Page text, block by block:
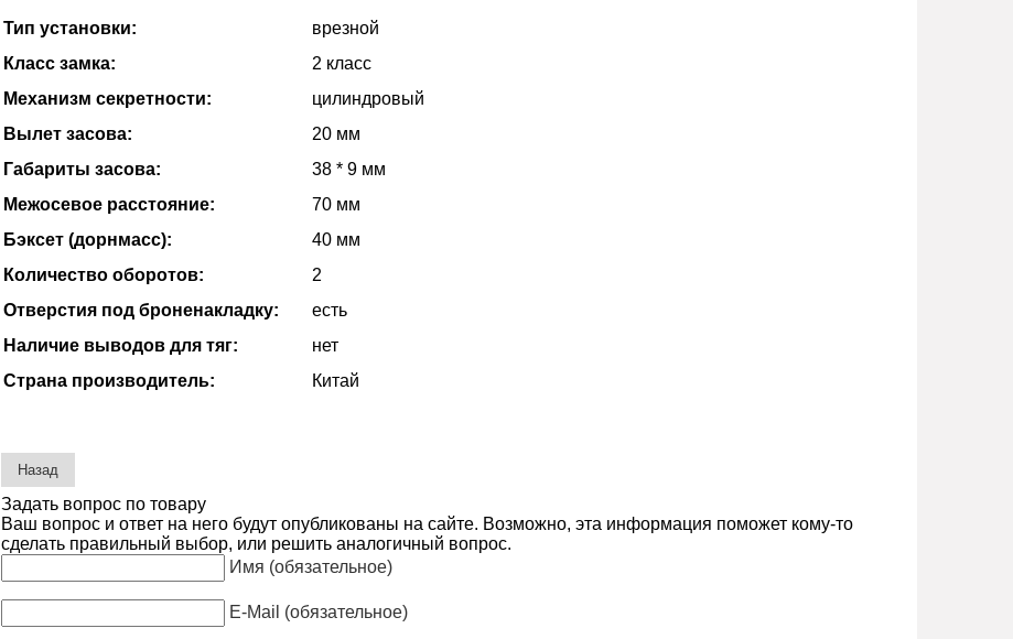
Тип установки:
врезной
Класс замка:
2 класс
Механизм секретности:
цилиндровый
Вылет засова:
20 мм
Габариты засова:
38 * 9 мм
Межосевое расстояние:
70 мм
Бэксет (дорнмасс):
40 мм
Количество оборотов:
2
Отверстия под броненакладку:
есть
Наличие выводов для тяг:
нет
Страна производитель:
Китай
Задать вопрос по товару
Ваш вопрос и ответ на него будут опубликованы на сайте. Возможно, эта информация поможет кому-то
сделать правильный выбор, или решить аналогичный вопрос.
Имя (обязательное)
E-Mail (обязательное)